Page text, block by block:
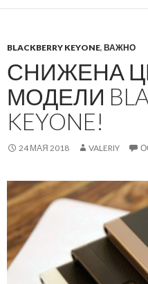
BLACKBERRY KEYONE, ВАЖНО
СНИЖЕНА
МОДЕЛИ
KEYONE!
24 МАЯ 2018 VALERIY